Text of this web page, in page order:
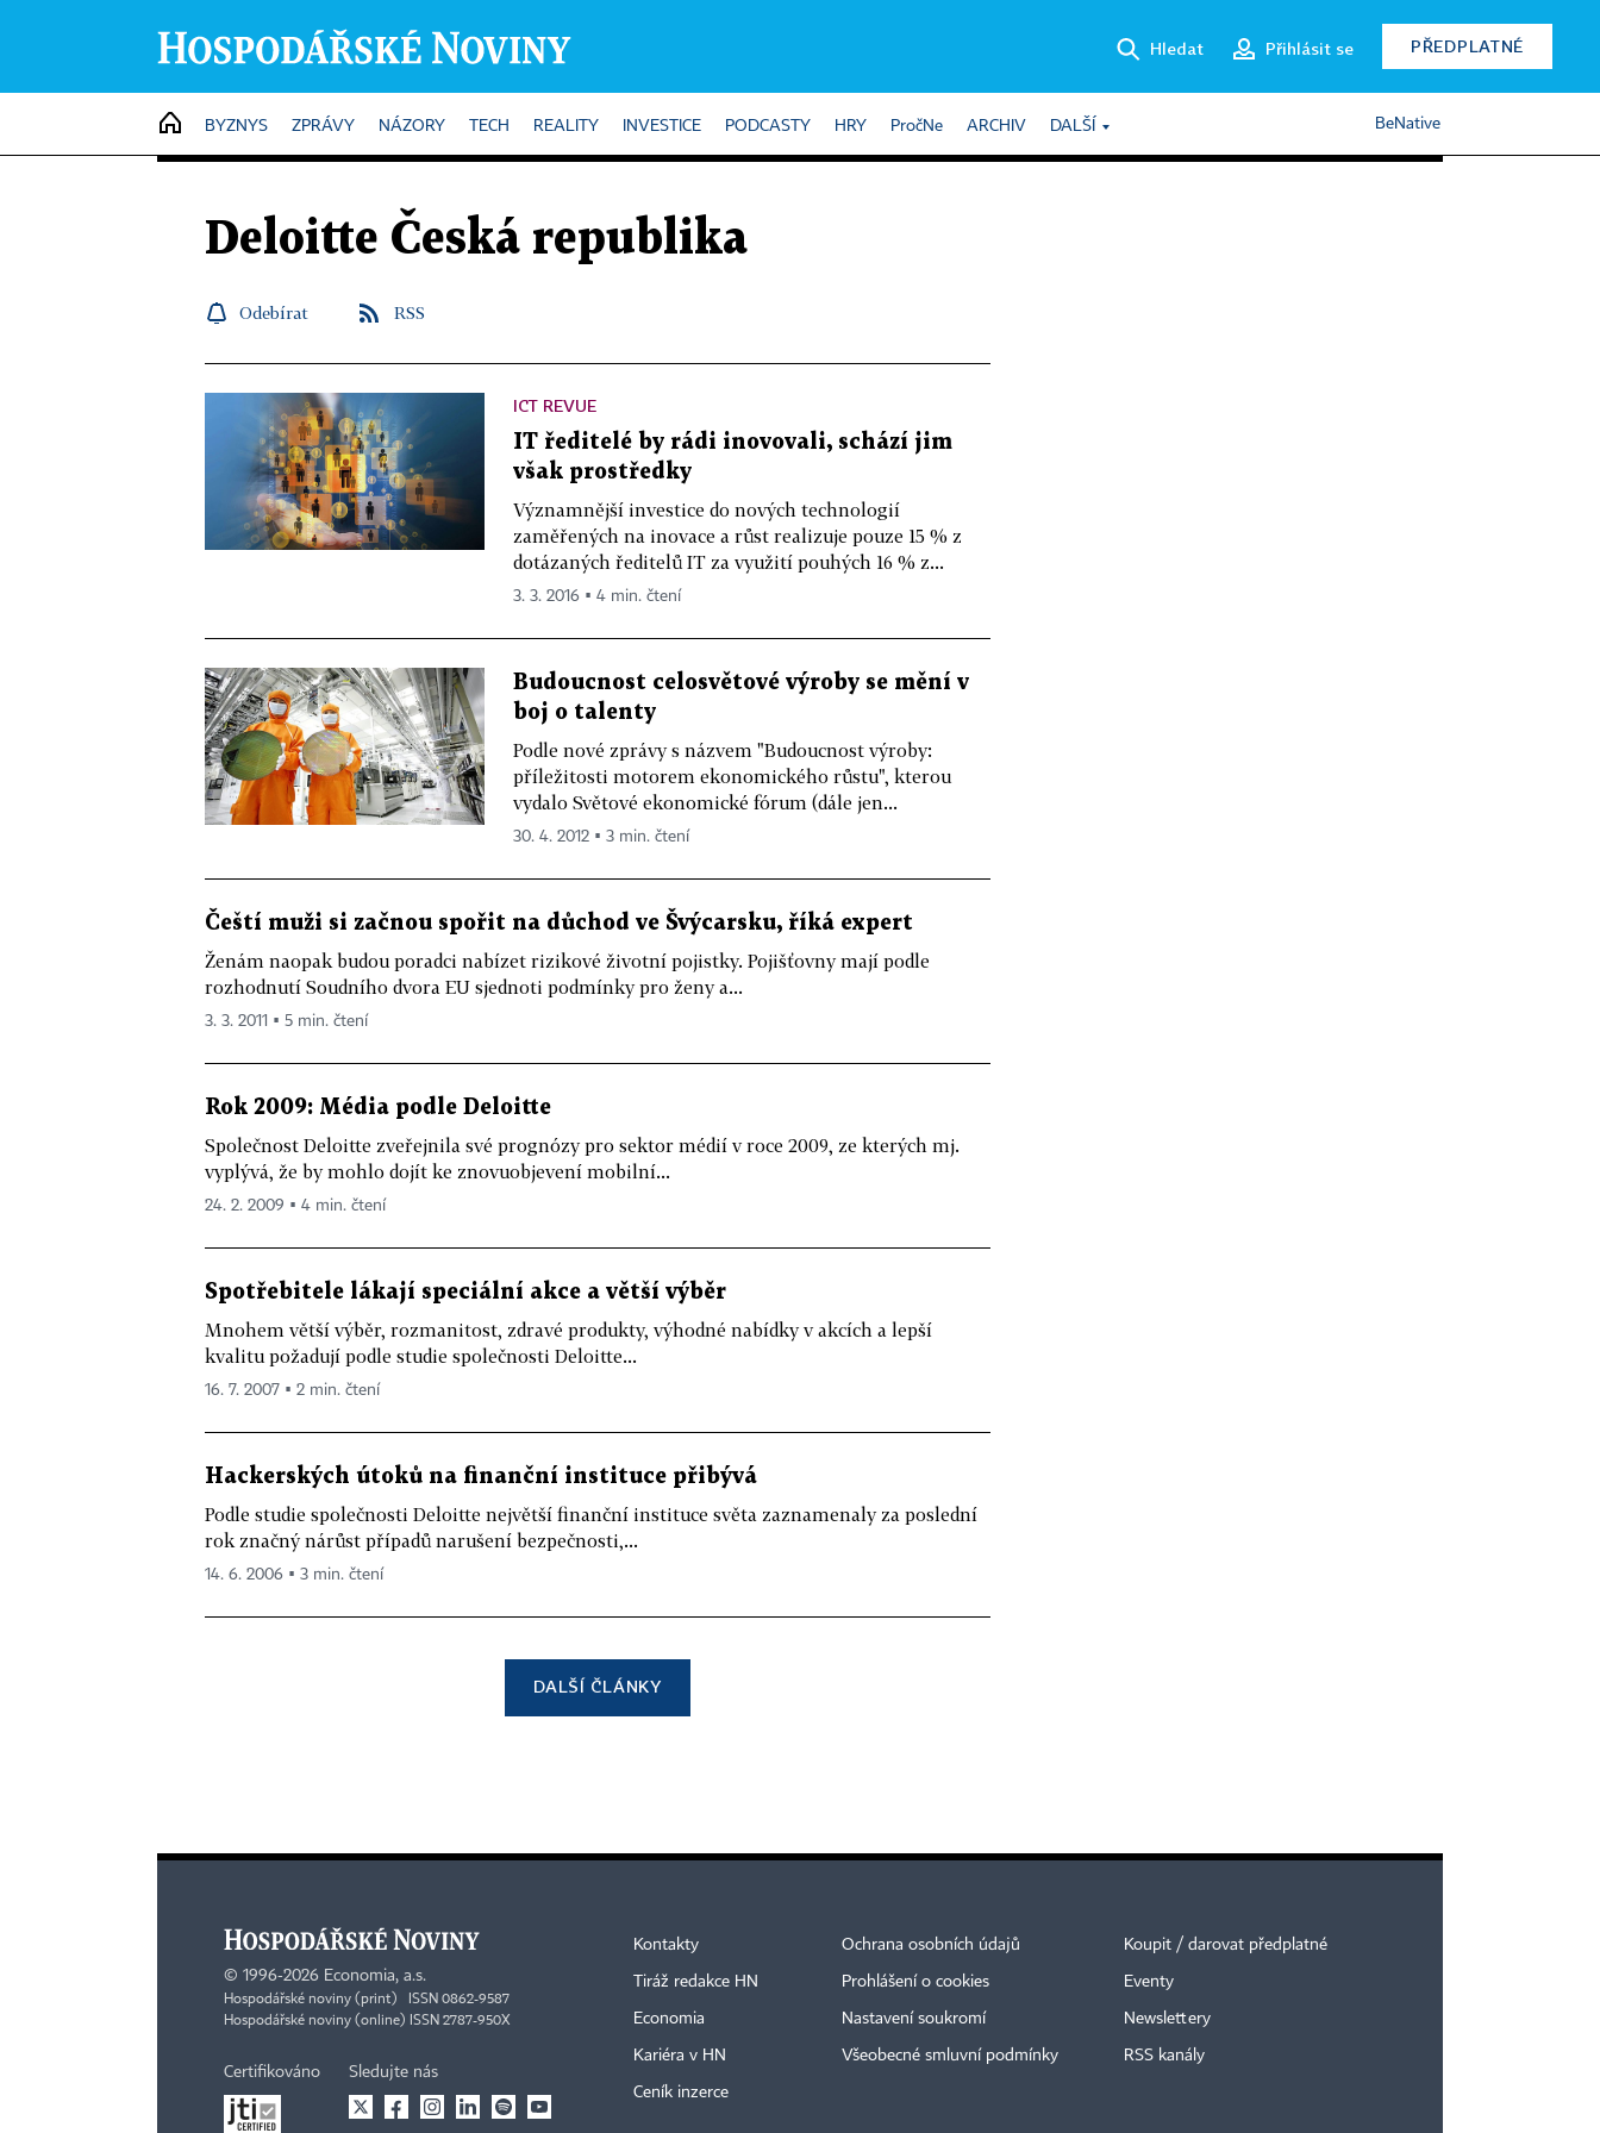
Hledat Přihlásit se PŘEDPLATNÉ
HOME
BYZNYS ZPRÁVY NÁZORY TECH REALITY INVESTICE PODCASTY HRY PročNe ARCHIV DALŠÍ BeNative
Deloitte Česká republika
Odebírat RSS
ICT REVUE
IT ředitelé by rádi inovovali, schází jim
však prostředky
Významnější investice do nových technologií
zaměřených na inovace a růst realizuje pouze 15 % z
dotázaných ředitelů IT za využití pouhých 16 % z...
3. 3. 2016 ▪ 4 min. čtení
Budoucnost celosvětové výroby se mění v
boj o talenty
Podle nové zprávy s názvem "Budoucnost výroby:
příležitosti motorem ekonomického růstu", kterou
vydalo Světové ekonomické fórum (dále jen...
30. 4. 2012 ▪ 3 min. čtení
Čeští muži si začnou spořit na důchod ve Švýcarsku, říká expert
Ženám naopak budou poradci nabízet rizikové životní pojistky. Pojišťovny mají podle
rozhodnutí Soudního dvora EU sjednoti podmínky pro ženy a...
3. 3. 2011 ▪ 5 min. čtení
Rok 2009: Média podle Deloitte
Společnost Deloitte zveřejnila své prognózy pro sektor médií v roce 2009, ze kterých mj.
vyplývá, že by mohlo dojít ke znovuobjevení mobilní...
24. 2. 2009 ▪ 4 min. čtení
Spotřebitele lákají speciální akce a větší výběr
Mnohem větší výběr, rozmanitost, zdravé produkty, výhodné nabídky v akcích a lepší
kvalitu požadují podle studie společnosti Deloitte...
16. 7. 2007 ▪ 2 min. čtení
Hackerských útoků na finanční instituce přibývá
Podle studie společnosti Deloitte největší finanční instituce světa zaznamenaly za poslední
rok značný nárůst případů narušení bezpečnosti,...
14. 6. 2006 ▪ 3 min. čtení
DALŠÍ ČLÁNKY
© 1996-2026 Economia, a.s.
Hospodářské noviny (print) ISSN 0862-9587
Hospodářské noviny (online) ISSN 2787-950X
Certifikováno Sledujte nás
Kontakty
Tiráž redakce HN
Economia
Kariéra v HN
Ceník inzerce
Ochrana osobních údajů
Prohlášení o cookies
Nastavení soukromí
Všeobecné smluvní podmínky
Koupit / darovat předplatné
Eventy
Newslettery
RSS kanály